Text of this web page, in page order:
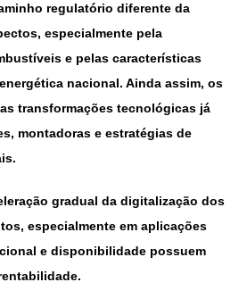
regulatório diferente da
especialmente pela
e pelas características
nacional. Ainda assim, os
transformações tecnológicas já
montadoras e estratégias de
gradual da digitalização dos
especialmente em aplicações
e disponibilidade possuem